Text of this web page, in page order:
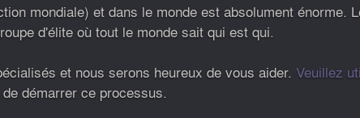
mondiale) et dans le monde est absolument
d'élite où tout le monde sait qui est qui.
et nous serons heureux de vous aider. Veuillez
démarrer ce processus.